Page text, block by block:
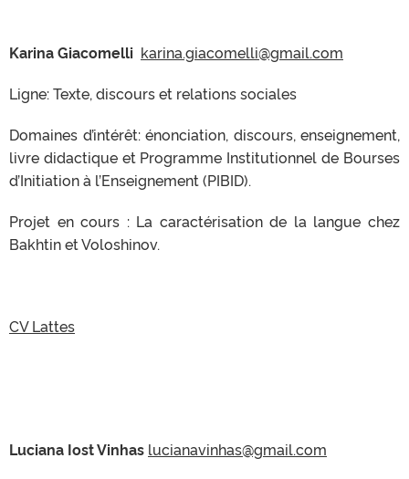
Karina Giacomelli karina.giacomelli@gmail.com
Ligne: Texte, discours et relations sociales
Domaines d’intérêt: énonciation, discours, enseignement,
livre didactique et Programme Institutionnel de Bourses
d’Initiation à l’Enseignement (PIBID).
Projet en cours : La caractérisation de la langue chez
Bakhtin et Voloshinov.
CV Lattes
Luciana Iost Vinhas lucianavinhas@gmail.com